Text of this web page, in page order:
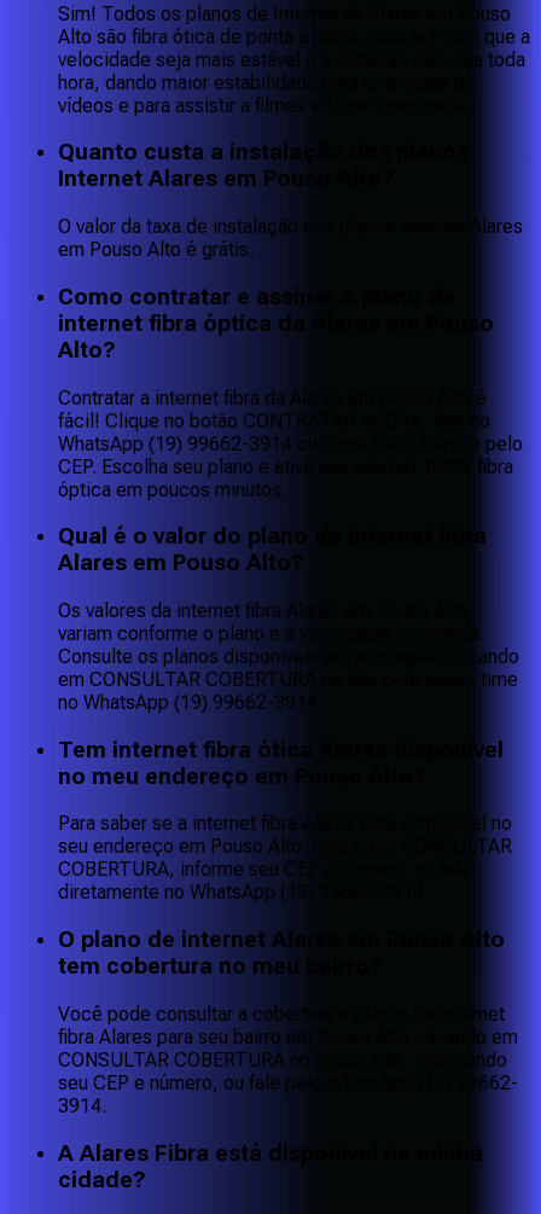
Sim! Todos os planos de Internet da Alares em Pouso
Alto são fibra ótica de ponta a ponta, isso faz com que a
velocidade seja mais estável e a conexão não caia toda
hora, dando maior estabilidade para chamadas de
vídeos e para assistir a filmes e fazer downloads.
Quanto custa a instalação dos planos
Internet Alares em Pouso Alto?
O valor da taxa de instalação dos planos Internet Alares
em Pouso Alto é grátis.
Como contratar e assinar o plano de
internet fibra óptica da Alares em Pouso
Alto?
Contratar a internet fibra da Alares em Pouso Alto é
fácil! Clique no botão CONTRATAR AGORA, fale no
WhatsApp (19) 99662-3914 ou consulte cobertura pelo
CEP. Escolha seu plano e ative sua internet 100% fibra
óptica em poucos minutos.
Qual é o valor do plano de internet fibra
Alares em Pouso Alto?
Os valores da internet fibra Alares em Pouso Alto,
variam conforme o plano e a velocidade escolhida.
Consulte os planos disponíveis em sua região clicando
em CONSULTAR COBERTURA ou fale com nosso time
no WhatsApp (19) 99662-3914.
Tem internet fibra ótica Alares disponível
no meu endereço em Pouso Alto?
Para saber se a internet fibra Alares está disponível no
seu endereço em Pouso Alto, clique em CONSULTAR
COBERTURA, informe seu CEP e número, ou fale
diretamente no WhatsApp (19) 99662-3914.
O plano de internet Alares em Pouso Alto
tem cobertura no meu bairro?
Você pode consultar a cobertura e planos de internet
fibra Alares para seu bairro em Pouso Alto clicando em
CONSULTAR COBERTURA no nosso site, informando
seu CEP e número, ou fale pelo WhatsApp (19) 99662-
3914.
A Alares Fibra está disponível na minha
cidade?